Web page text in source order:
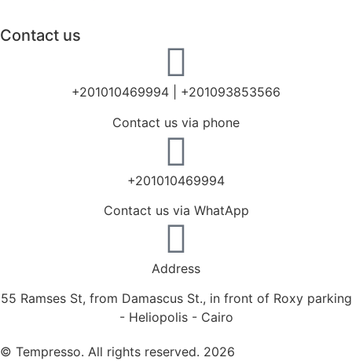
Contact us
+201010469994 | +201093853566
Contact us via phone
+201010469994
Contact us via WhatApp
Address
55 Ramses St, from Damascus St., in front of Roxy parking
- Heliopolis - Cairo
© Tempresso. All rights reserved. 2026